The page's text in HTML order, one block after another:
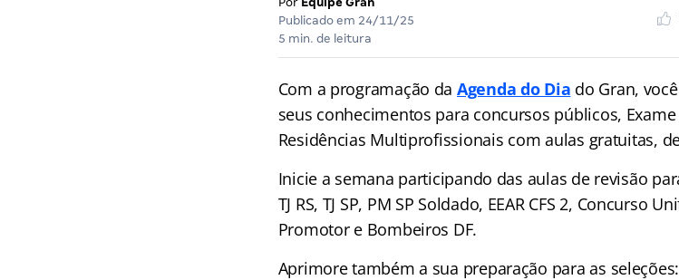
Publicado em 24/11/25
5 min. de leitura
Com a programação da Agenda do Dia do Gran,
seus conhecimentos para concursos públicos, Exame
Residências Multiprofissionais com aulas gratuitas,
Inicie a semana participando das aulas de revisão
TJ RS, TJ SP, PM SP Soldado, EEAR CFS 2, Concurso
Promotor e Bombeiros DF.
Aprimore também a sua preparação para as seleções: